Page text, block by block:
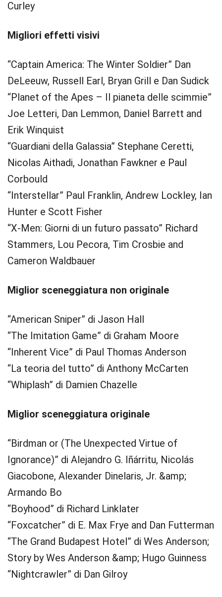
Curley
Migliori effetti visivi
“Captain America: The Winter Soldier” Dan
DeLeeuw, Russell Earl, Bryan Grill e Dan Sudick
“Planet of the Apes – Il pianeta delle scimmie”
Joe Letteri, Dan Lemmon, Daniel Barrett and
Erik Winquist
“Guardiani della Galassia” Stephane Ceretti,
Nicolas Aithadi, Jonathan Fawkner e Paul
Corbould
“Interstellar” Paul Franklin, Andrew Lockley, Ian
Hunter e Scott Fisher
“X-Men: Giorni di un futuro passato” Richard
Stammers, Lou Pecora, Tim Crosbie and
Cameron Waldbauer
Miglior sceneggiatura non originale
“American Sniper” di Jason Hall
“The Imitation Game” di Graham Moore
“Inherent Vice” di Paul Thomas Anderson
“La teoria del tutto” di Anthony McCarten
“Whiplash” di Damien Chazelle
Miglior sceneggiatura originale
“Birdman or (The Unexpected Virtue of
Ignorance)” di Alejandro G. Iñárritu, Nicolás
Giacobone, Alexander Dinelaris, Jr. &amp;
Armando Bo
“Boyhood” di Richard Linklater
“Foxcatcher” di E. Max Frye and Dan Futterman
“The Grand Budapest Hotel” di Wes Anderson;
Story by Wes Anderson &amp; Hugo Guinness
“Nightcrawler” di Dan Gilroy